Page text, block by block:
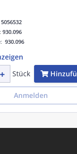
5056532
930.096
930.096
Stück
Anmelden